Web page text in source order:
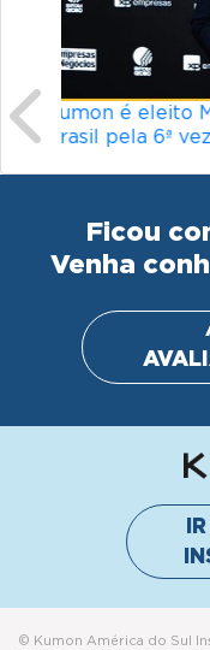
Ficou
Venha
Todos os direitos
Política de
Termos de uso
Nossos escritórios